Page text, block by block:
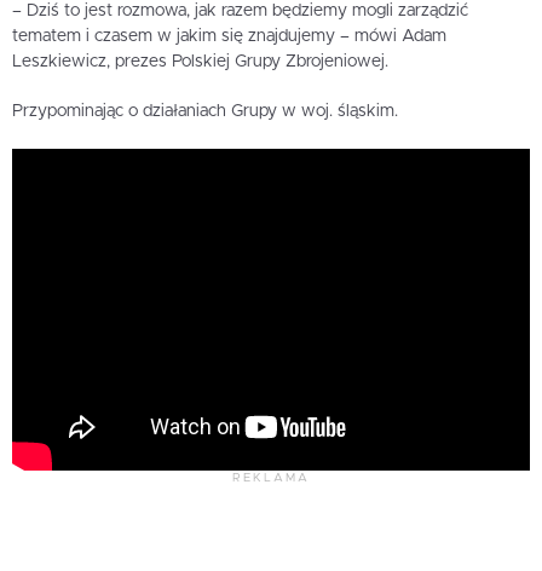
– Dziś to jest rozmowa, jak razem będziemy mogli zarządzić
tematem i czasem w jakim się znajdujemy – mówi Adam
Leszkiewicz, prezes Polskiej Grupy Zbrojeniowej.
Przypominając o działaniach Grupy w woj. śląskim.
REKLAMA